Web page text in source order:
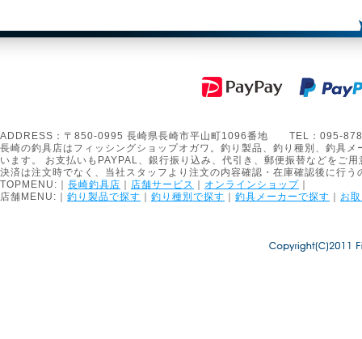
ADDRESS：〒850-0995 長崎県長崎市平山町1096番地 TEL：
長崎の釣具店はフィッシングショップオガワ。釣り製品、釣り種別、釣具
います。 お支払いもPAYPAL、銀行振り込み、代引き、郵便振替などをご用
決済は注文時でなく、当社スタッフより注文の内容確認・在庫確認後に行
TOPMENU:｜ 長崎釣具店 ｜ 店舗サービス ｜ オンラインショップ ｜
店舗MENU:｜ 釣り製品で探す ｜ 釣り種別で探す ｜ 釣具メーカーで探す ｜ お